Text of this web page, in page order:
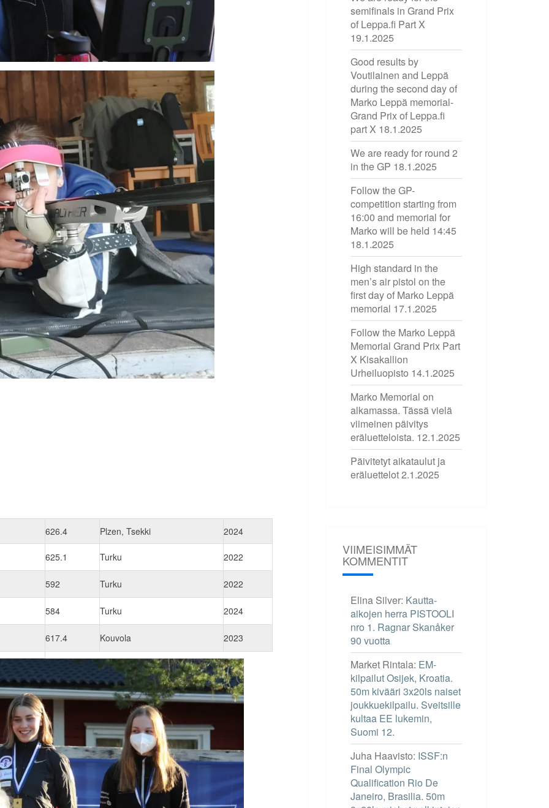
626.4 Plzen, Tsekki 2024
625.1 Turku 2022
592 Turku 2022
584 Turku 2024
617.4 Kouvola 2023
semifinals in Grand Prix
of Leppa.fi Part X
19.1.2025
Good results by
Voutilainen and Leppä
during the second day of
Marko Leppä memorial-
Grand Prix of Leppa.fi
part X 18.1.2025
We are ready for round 2
in the GP 18.1.2025
Follow the GP-
competition starting from
16:00 and memorial for
Marko will be held 14:45
18.1.2025
High standard in the
men’s air pistol on the
first day of Marko Leppä
memorial 17.1.2025
Follow the Marko Leppä
Memorial Grand Prix Part
X Kisakallion
Urheiluopisto 14.1.2025
Marko Memorial on
alkamassa. Tässä vielä
viimeinen päivitys
eräluetteloista. 12.1.2025
Päivitetyt aikataulut ja
eräluettelot2.1.2025
VIIMEISIMMÄT
KOMMENTIT
Elina Silver: Kautta-
aikojen herra PISTOOLI
nro 1. Ragnar Skanåker
90 vuotta
Market Rintala: EM-
kilpailut Osijek, Kroatia.
50m kivääri 3x20ls naiset
joukkuekilpailu. Sveitsille
kultaa EE lukemin,
Suomi 12.
Juha Haavisto: ISSF:n
Final Olympic
Qualification Rio De
Janeiro, Brasilia. 50m